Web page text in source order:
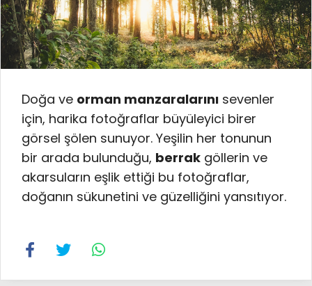
Doğa ve orman manzaralarını sevenler
için, harika fotoğraflar büyüleyici birer
görsel şölen sunuyor. Yeşilin her tonunun
bir arada bulunduğu, berrak göllerin ve
akarsuların eşlik ettiği bu fotoğraflar,
doğanın sükunetini ve güzelliğini yansıtıyor.